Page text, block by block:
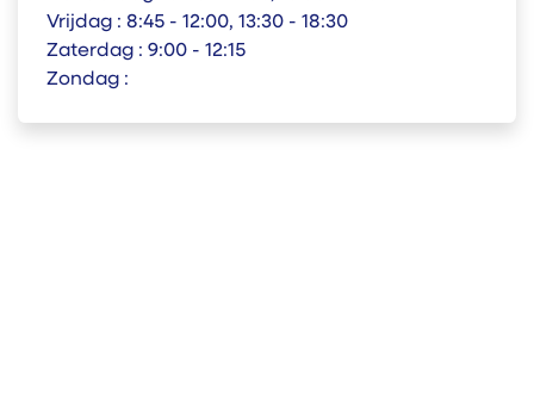
Vrijdag : 8:45 - 12:00, 13:30 - 18:30
Zaterdag : 9:00 - 12:15
Zondag :